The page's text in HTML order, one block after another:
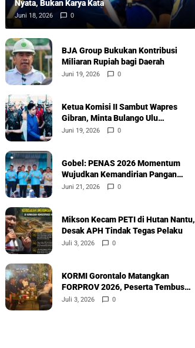
Nyata, Bukan Karya Kata
Juni 18, 2026 0
BJA Group Bukukan Kontribusi
Miliaran Rupiah bagi Daerah
Juni 19, 2026 0
Ketua Komisi II Sambut Wapres
Gibran, Minta Bulango Ulu
Diprioritaskan
Juni 19, 2026 0
Gobel: PENAS 2026 Momentum
Wujudkan Kemandirian Pangan
Nasional
Juni 21, 2026 0
Mikson Kecam PETI di Hutan Nantu,
Desak APH Tindak Tegas Pelaku
Juli 3, 2026 0
KORMI Gorontalo Matangkan
FORPROV 2026, Peserta Tembus
600
Juli 3, 2026 0